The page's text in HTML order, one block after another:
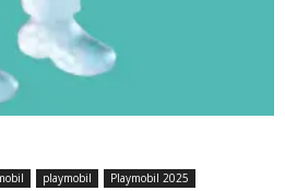
playmobil Playmobil 2025